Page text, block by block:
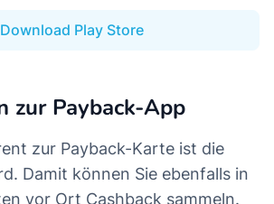
Download Play Store
zur Payback-App
zur Payback-Karte ist die
Damit können Sie ebenfalls in
vor Ort Cashback sammeln.